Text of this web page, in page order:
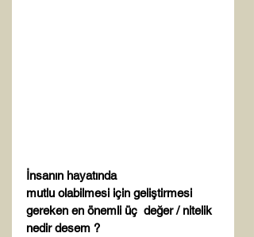
İnsanın hayatında
mutlu olabilmesi için geliştirmesi
gereken en önemli üç  değer / nitelik
nedir desem ?